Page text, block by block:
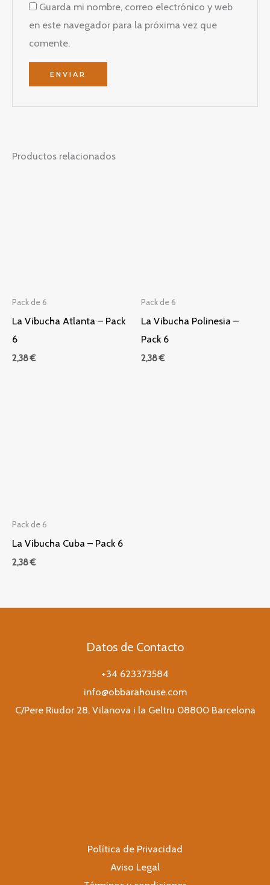
Guarda mi nombre, correo electrónico y web
en este navegador para la próxima vez que
comente.
Productos relacionados
Pack de 6
La Vibucha Atlanta – Pack
6
2,38€
Pack de 6
La Vibucha Polinesia –
Pack 6
2,38€
Pack de 6
La Vibucha Cuba – Pack 6
2,38€
Datos de Contacto
+34 623373584
info@obbarahouse.com
C/Pere Riudor 28, Vilanova i la Geltru 08800 Barcelona
Política de Privacidad
Aviso Legal